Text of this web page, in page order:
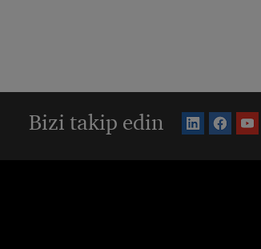
Bizi takip edin